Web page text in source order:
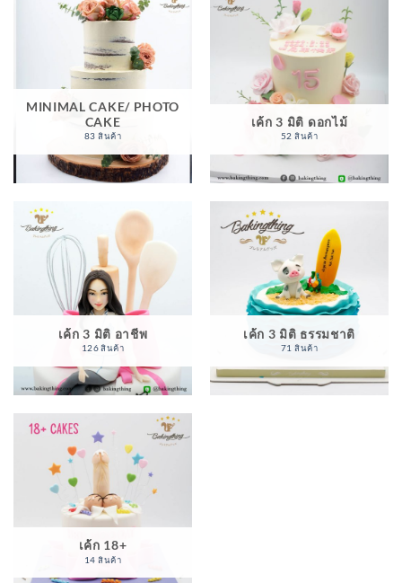
MINIMAL CAKE/ PHOTO
CAKE
83 สินค้า
เค้ก 3 มิติ ดอกไม้
52 สินค้า
เค้ก 3 มิติ อาชีพ
126 สินค้า
เค้ก 3 มิติ ธรรมชาติ
71 สินค้า
เค้ก 18+
14 สินค้า